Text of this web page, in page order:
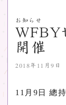
お知らせ
WFBY
開催
2018年11月9日
11月9日 總